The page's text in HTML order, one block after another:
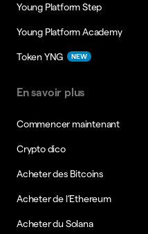
Young Platform Step
Young Platform Academy
Token YNG NEW
En savoir plus
Commencer maintenant
Crypto dico
Acheter des Bitcoins
Acheter de l’Ethereum
Acheter du Solana